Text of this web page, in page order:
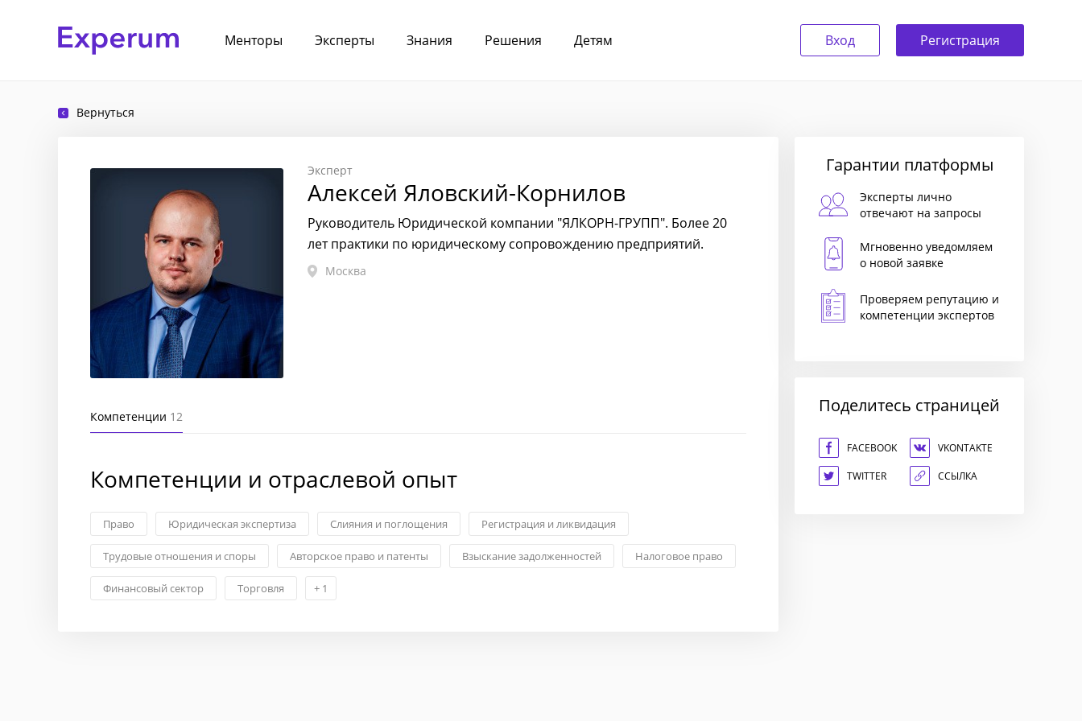
Менторы Эксперты Знания Решения Детям Вход Регистрация
Вернуться
Эксперт
Алексей Яловский-Корнилов
Руководитель Юридической компании "ЯЛКОРН-ГРУПП". Более 20
лет практики по юридическому сопровождению предприятий.
Москва
Компетенции 12
Компетенции и отраслевой опыт
Право Юридическая экспертиза Слияния и поглощения Регистрация и ликвидация
Трудовые отношения и споры Авторское право и патенты Взыскание задолженностей Налоговое право
Финансовый сектор Торговля + 1
Гарантии платформы
Эксперты лично
отвечают на запросы
Мгновенно уведомляем
о новой заявке
Проверяем репутацию и
компетенции экспертов
Поделитесь страницей
FACEBOOK VKONTAKTE
TWITTER ССЫЛКА